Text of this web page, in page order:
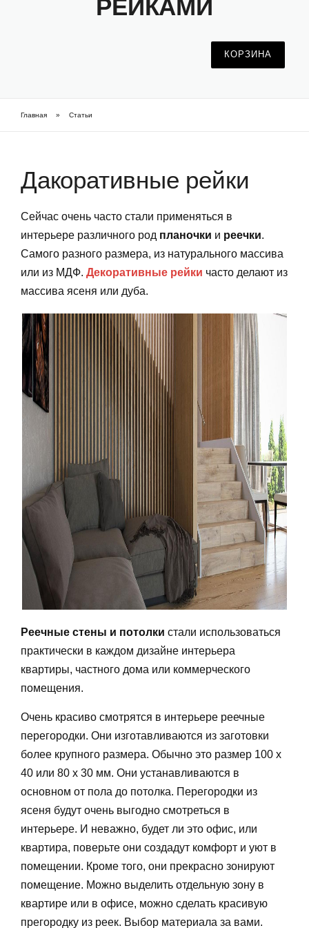
Фарбовані приховані двері
Часті питання про приховані двері (FAQ)
Як підібрати приховані двері
РЕЙКАМИ
КОРЗИНА
Главная » Статьи
Дакоративные рейки
Сейчас очень часто стали применяться в
интерьере различного род планочки и реечки.
Самого разного размера, из натурального массива
или из МДФ. Декоративные рейки часто делают из
массива ясеня или дуба.
Реечные стены и потолки стали использоваться
практически в каждом дизайне интерьера
квартиры, частного дома или коммерческого
помещения.
Очень красиво смотрятся в интерьере реечные
перегородки. Они изготавливаются из заготовки
более крупного размера. Обычно это размер 100 х
40 или 80 х 30 мм. Они устанавливаются в
основном от пола до потолка. Перегородки из
ясеня будут очень выгодно смотреться в
интерьере. И неважно, будет ли это офис, или
квартира, поверьте они создадут комфорт и уют в
помещении. Кроме того, они прекрасно зонируют
помещение. Можно выделить отдельную зону в
квартире или в офисе, можно сделать красивую
прегородку из реек. Выбор материала за вами.